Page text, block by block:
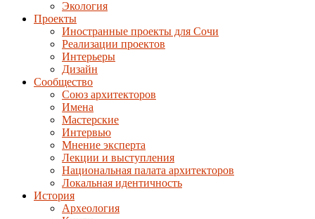
Экология
Проекты
Иностранные проекты для Сочи
Реализации проектов
Интерьеры
Дизайн
Сообщество
Союз архитекторов
Имена
Мастерские
Интервью
Мнение эксперта
Лекции и выступления
Национальная палата архитекторов
Локальная идентичность
История
Археология